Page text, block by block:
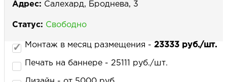
НАПИСАТЬ НАМ
Адрес: Салехард, Броднева, 3
Статус: Свободно
Монтаж в месяц размещения - 23333 руб./шт.
Печать на баннере - 25111 руб./шт.